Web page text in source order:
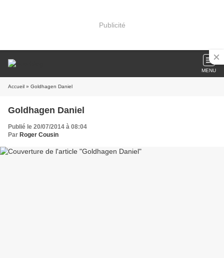
Publicité
MENU
Accueil » Goldhagen Daniel
Goldhagen Daniel
Publié le 20/07/2014 à 08:04
Par Roger Cousin